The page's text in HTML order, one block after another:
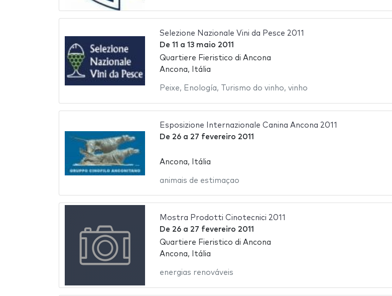
Selezione Nazionale Vini da Pesce 2011
De 11 a 13 maio 2011
Quartiere Fieristico di Ancona
Ancona, Itália
Peixe, Enología, Turismo do vinho, vinho
Esposizione Internazionale Canina Ancona 2011
De 26a 27 fevereiro 2011
Ancona, Itália
animais de estimaçao
Mostra Prodotti Cinotecnici 2011
De 26a 27 fevereiro 2011
Quartiere Fieristico di Ancona
Ancona, Itália
energias renováveis